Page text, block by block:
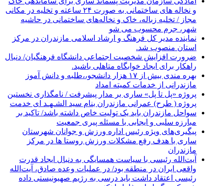
و نخاله های ساختمانی به صورت ۲۴ ساعته و تخلیه در مکانی
مجاز / تخلیه زباله، خاک و نخاله‌های ساختمانی در حاشیه
شهر، جرم محسوب می شو
نماینده مدیر کل فرهنگ و ارشاد اسلامی مازندران در مرکز
استان منصوب شد.
ضرورت افزایش شخصیت اجتماعی دانشگاه فرهنگیان/ دنبال
راهکار برای ایجاد خوابگاه متاهلی باشید.
بهره مندی بیش از ۱۷ هزار دانشجو،،طلبه و دانش آموز
مازندرانی از خدمات کمیته امداد
پروژه «پل تا پل» ساری بر مدار پیشرفت / نامگذاری نخستین
پروژه ( طرح) عمرانی مازندران بنام سید الشـهـد ای خدمت
سواحل مازندران باید یک تولیت خاص داشته باشد/ تاکید بر
مبارزه سلبی و ایجابی با مسئله پیری جمعیت
پیگیری‌های ویژه رئیس اداره ورزش و جوانان شهرستان
ساری با هدف رفع مشکلات ورزش روستا ها در مرکز
مازندران
آیت‌الله رئیسی با سیاست همسایگی به دنبال ایجاد قدرت
واقعی ایران در منطقه بود/ در عملیات وعده صادق، آیت‌الله
رئیسی اعتقاد داشت باید درسی به رژیم صهیونیستی داده